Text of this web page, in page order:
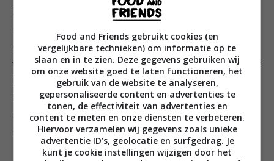
3. Verwarm voor de quinoa een middelgrote steelpan
op hoog vuur. Rooster daarin de quinoa ongeveer 30
seconden. Schud de pan om aanbranden te
voorkomen. Voeg de bouillon toe en laat deze 1 minuut
koken. Draai het vuur laag. Leg het deksel op de pan en
laat nog 10 minuten koken. Zet dan het vuur uit en laat
de pan 5 minuten staan. Haal het deksel eraf en roer
door met een vork om de korrels los te maken.
Food and Friends gebruikt cookies (en
vergelijkbare technieken) om informatie op te
slaan en in te zien. Deze gegevens gebruiken wij
om onze website goed te laten functioneren, het
gebruik van de website te analyseren,
gepersonaliseerde content en advertenties te
tonen, de effectiviteit van advertenties en
content te meten en onze diensten te verbeteren.
Hiervoor verzamelen wij gegevens zoals unieke
advertentie ID’s, geolocatie en surfgedrag. Je
kunt je cookie instellingen wijzigen door het